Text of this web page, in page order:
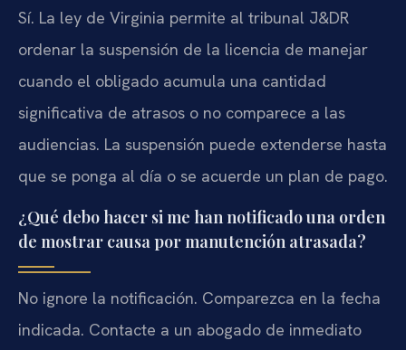
Sí. La ley de Virginia permite al tribunal J&DR
ordenar la suspensión de la licencia de manejar
cuando el obligado acumula una cantidad
significativa de atrasos o no comparece a las
audiencias. La suspensión puede extenderse hasta
que se ponga al día o se acuerde un plan de pago.
¿Qué debo hacer si me han notificado una orden
de mostrar causa por manutención atrasada?
No ignore la notificación. Comparezca en la fecha
indicada. Contacte a un abogado de inmediato